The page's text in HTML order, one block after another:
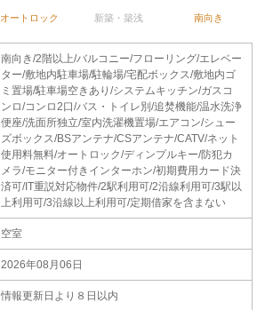
オートロック 新築・築浅 南向き
南向き/2階以上/バルコニー/フローリング/エレベー
ター/敷地内駐車場/駐輪場/宅配ボックス/敷地内ゴ
ミ置場/駐車場空きあり/システムキッチン/ガスコ
ンロ/コンロ2口/バス・トイレ別/追焚機能/温水洗浄
便座/洗面所独立/室内洗濯機置場/エアコン/シュー
ズボックス/BSアンテナ/CSアンテナ/CATV/ネット
使用料無料/オートロック/ディンプルキー/防犯カ
メラ/モニター付きインターホン/初期費用カード決
済可/IT重説対応物件/2駅利用可/2沿線利用可/3駅以
上利用可/3沿線以上利用可/定期借家を含まない
空室
2026年08月06日
情報更新日より８日以内